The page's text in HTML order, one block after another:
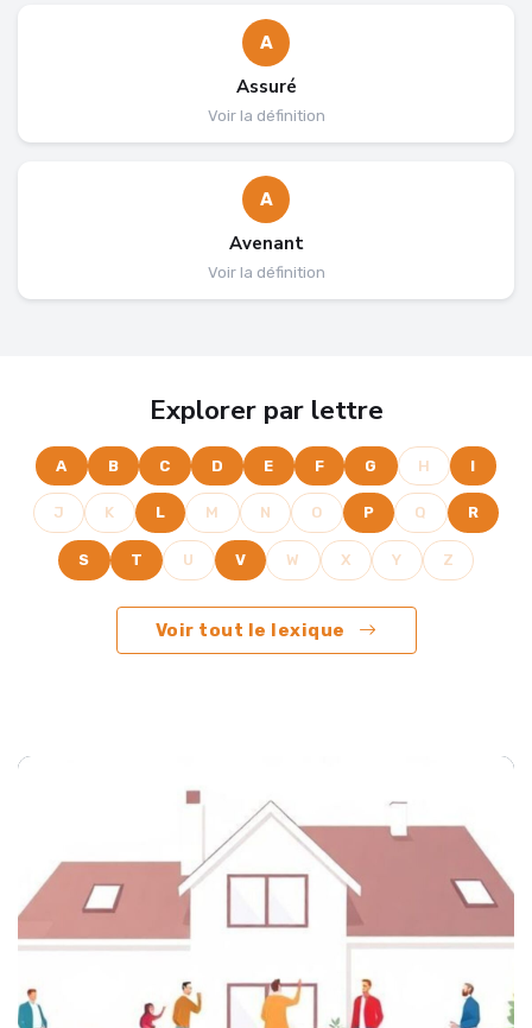
A
Assuré
Voir la définition
A
Avenant
Voir la définition
Explorer par lettre
A B C D E F G H I
J K L M N O P Q R
S T U V W X Y Z
Voir tout le lexique